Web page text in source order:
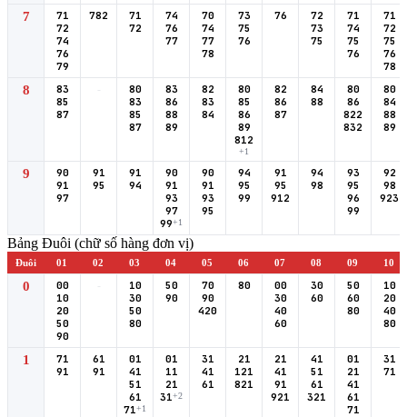
7
71
72
74
76
79
782
71
72
74
76
77
70
74
77
78
73
75
76
76
72
73
75
71
74
75
76
71
72
75
76
78
8
83
85
87
-
80
83
85
87
83
86
88
89
82
83
84
80
85
86
89
812
+1
82
86
87
84
88
80
86
822
832
80
84
88
89
9
90
91
97
91
95
91
94
90
91
93
97
99+1
90
91
93
95
94
95
99
91
95
912
94
98
93
95
96
99
92
98
923
Bảng Đuôi (chữ số hàng đơn vị)
Đuôi 01 02 03 04 05 06 07 08 09 10
0
00
10
20
50
90
-
10
30
50
80
50
90
70
90
420
80
00
30
40
60
30
60
50
60
80
10
20
40
80
1
71
91
61
91
01
41
51
61
71+1
01
11
21
31+2
31
41
61
21
121
821
21
41
91
921
41
51
61
321
01
21
41
61
71
31
71